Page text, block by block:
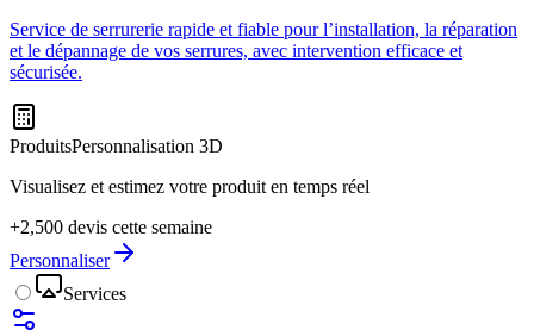
Service de serrurerie rapide et fiable pour l’installation, la réparation
et le dépannage de vos serrures, avec intervention efficace et
sécurisée.
ProduitsPersonnalisation 3D
Visualisez et estimez votre produit en temps réel
+2,500 devis cette semaine
Personnaliser
Services